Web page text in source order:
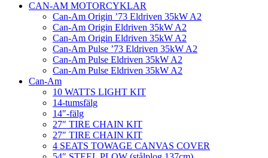
CAN-AM MOTORCYKLAR
Can-Am Origin ’73 Eldriven 35kW A2
Can-Am Origin Eldriven 35kW A2
Can-Am Origin Eldriven 35kW A2
Can-Am Pulse ’73 Eldriven 35kW A2
Can-Am Pulse Eldriven 35kW A2
Can-Am Pulse Eldriven 35kW A2
Can-Am
10 WATTS LIGHT KIT
14-tumsfälg
14″-fälg
27″ TIRE CHAIN KIT
27″ TIRE CHAIN KIT
4 SEATS TOWAGE CANVAS COVER